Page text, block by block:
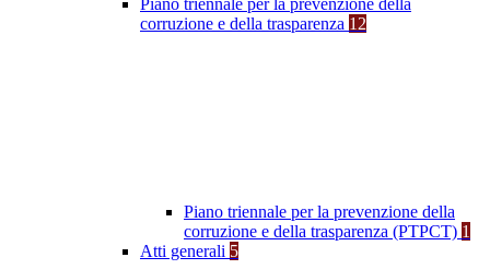
Piano triennale per la prevenzione della
corruzione e della trasparenza 12
Piano triennale per la prevenzione della
corruzione e della trasparenza (PTPCT) 1
Atti generali 5